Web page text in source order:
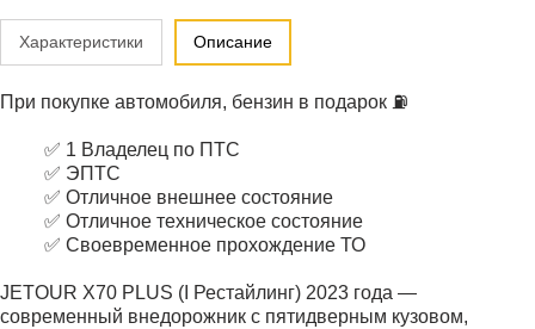
Характеристики Описание
При покупке автомобиля, бензин в подарок ⛽️
✅ 1 Владелец по ПТС
✅ ЭПТС
✅ Отличное внешнее состояние
✅ Отличное техническое состояние
✅ Своевременное прохождение ТО
JETOUR X70 PLUS (I Рестайлинг) 2023 года —
современный внедорожник с пятидверным кузовом,